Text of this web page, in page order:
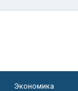
Экономика